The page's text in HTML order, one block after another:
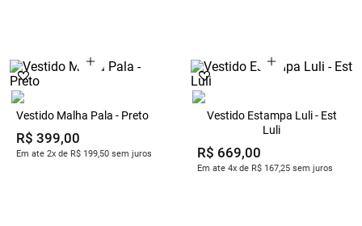
Vestido Malha Pala - Preto
R$ 399,00
Em ate 2x de R$ 199,50 sem juros
Vestido Estampa Luli - Est
Luli
R$ 669,00
Em ate 4x de R$ 167,25 sem juros